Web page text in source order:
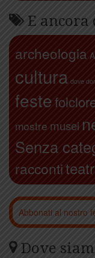
E
archeologia
cultura dove
feste
mostre musei
Senza
racconti
Abbonati al nostro
Dove